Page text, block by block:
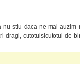
nu stiu daca ne mai auzim
dragi, cutotulsicutotul de